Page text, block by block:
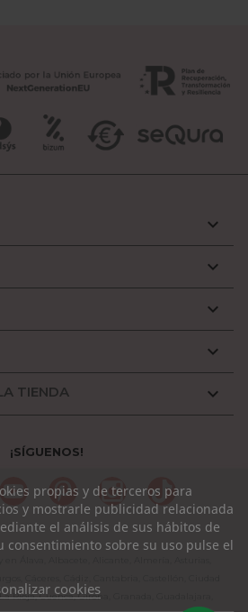




TIENDA 
¡SÍGUENOS!
YouTubePinterestInstagramTikTok
propias y de terceros para
y mostrarle publicidad relacionada
el análisis de sus hábitos de
consentimiento sobre su uso pulse el
cookies
en Álava, Albacete, Alicante, Almería, Asturias,
Rioja, Cuenca, Girona, Granada, Guadalajara,